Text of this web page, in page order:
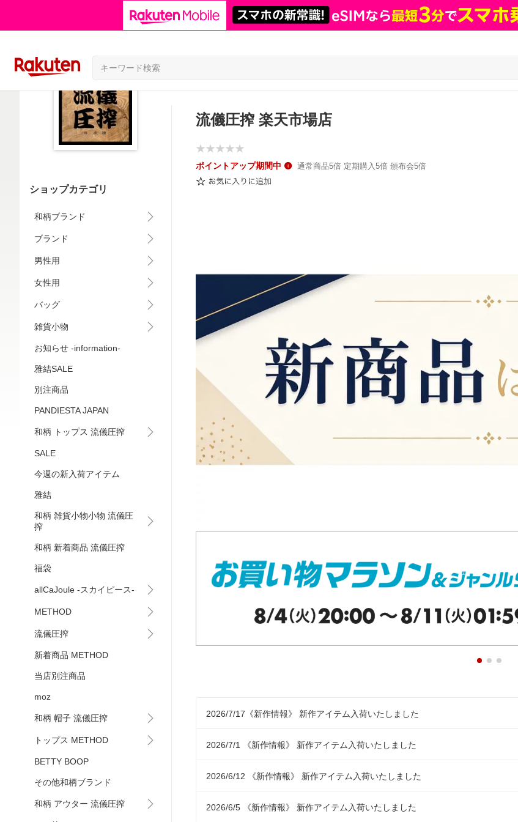
ショップカテゴリ
和柄ブランド
ブランド
男性用
女性用
バッグ
雑貨小物
お知らせ -information-
雅結SALE
別注商品
PANDIESTA JAPAN
和柄 トップス 流儀圧搾
SALE
今週の新入荷アイテム
雅結
和柄 雑貨小物小物 流儀圧
搾
和柄 新着商品 流儀圧搾
福袋
allCaJoule -スカイピース-
METHOD
流儀圧搾
新着商品 METHOD
当店別注商品
moz
和柄 帽子 流儀圧搾
トップス METHOD
BETTY BOOP
その他和柄ブランド
和柄 アウター 流儀圧搾
流儀圧搾 楽天市場店
ポイントアップ期間中 通常商品5倍 定期購入5倍 頒布会5倍
2026/7/17《新作情報》 新作アイテム入荷いたしました
2026/7/1 《新作情報》 新作アイテム入荷いたしました
2026/6/12 《新作情報》 新作アイテム入荷いたしました
2026/6/5 《新作情報》 新作アイテム入荷いたしました